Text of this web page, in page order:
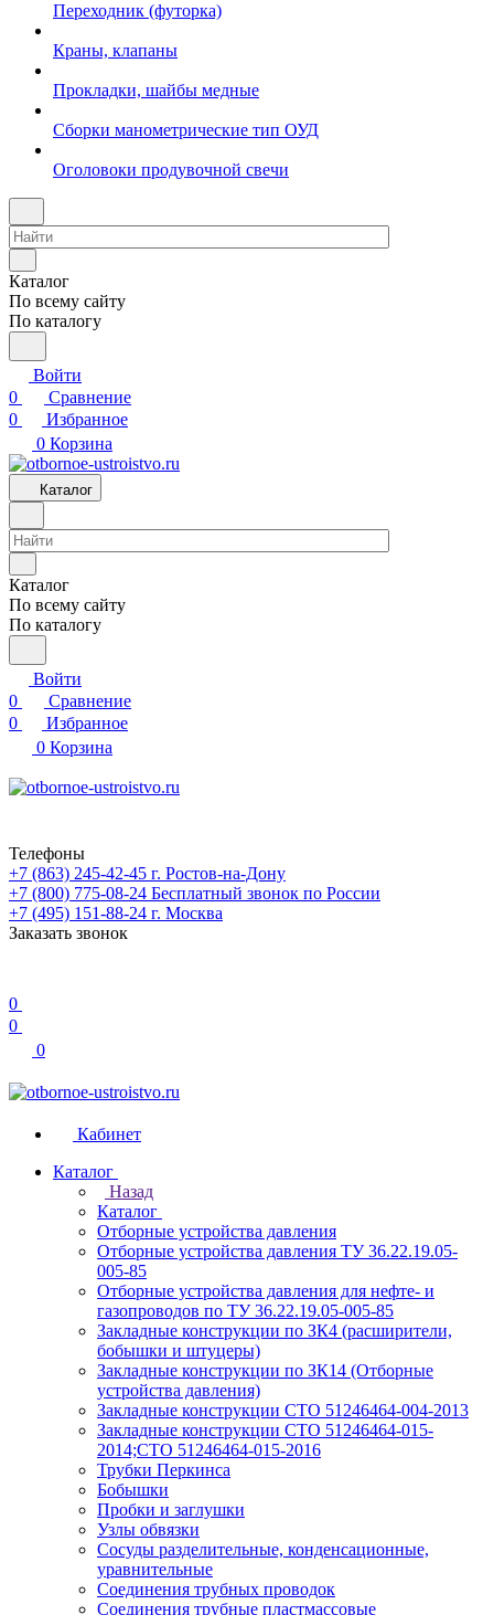
Переходник (футорка)
Краны, клапаны
Прокладки, шайбы медные
Сборки манометрические тип ОУД
Оголовоки продувочной свечи
Каталог
По всему сайту
По каталогу
Войти
0
Сравнение
0
Избранное
0 Корзина
Каталог
Каталог
По всему сайту
По каталогу
Войти
0
Сравнение
0
Избранное
0 Корзина
Телефоны
+7 (863) 245-42-45 г. Ростов-на-Дону
+7 (800) 775-08-24 Бесплатный звонок по России
+7 (495) 151-88-24 г. Москва
Заказать звонок
0
0
0
Кабинет
Каталог
Назад
Каталог
Отборные устройства давления
Отборные устройства давления ТУ 36.22.19.05-
005-85
Отборные устройства давления для нефте- и
газопроводов по ТУ 36.22.19.05-005-85
Закладные конструкции по ЗК4 (расширители,
бобышки и штуцеры)
Закладные конструкции по ЗК14 (Отборные
устройства давления)
Закладные конструкции СТО 51246464-004-2013
Закладные конструкции СТО 51246464-015-
2014;СТО 51246464-015-2016
Трубки Перкинса
Бобышки
Пробки и заглушки
Узлы обвязки
Сосуды разделительные, конденсационные,
уравнительные
Соединения трубных проводок
Соединения трубные пластмассовые